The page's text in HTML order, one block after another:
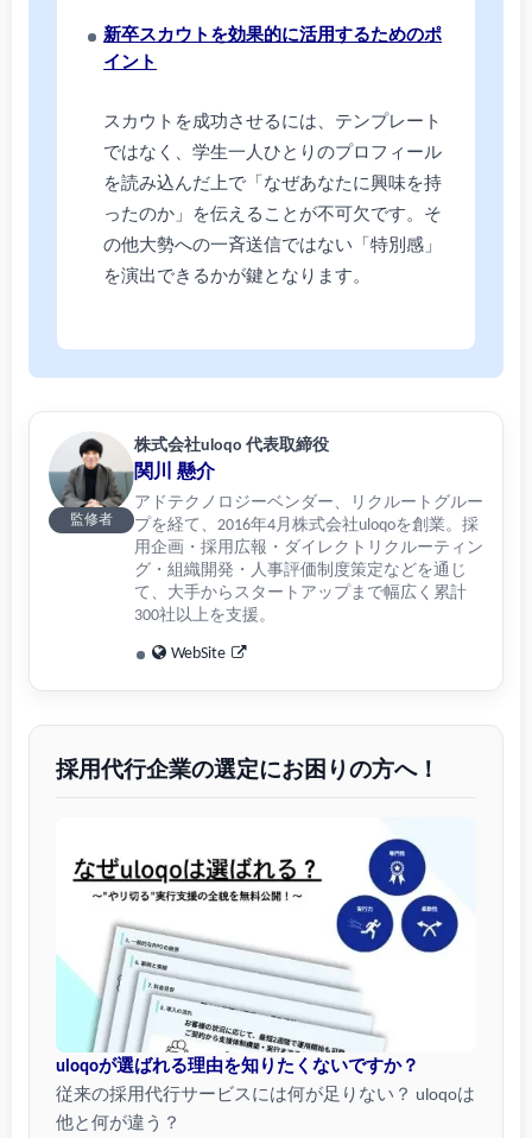
新卒スカウトを効果的に活用するためのポ
イント
スカウトを成功させるには、テンプレート
ではなく、学生一人ひとりのプロフィール
を読み込んだ上で「なぜあなたに興味を持
ったのか」を伝えることが不可欠です。そ
の他大勢への一斉送信ではない「特別感」
を演出できるかが鍵となります。
監修者
株式会社uloqo 代表取締役
関川 懸介
アドテクノロジーベンダー、リクルートグルー
プを経て、2016年4月株式会社uloqoを創業。採
用企画・採用広報・ダイレクトリクルーティン
グ・組織開発・人事評価制度策定などを通じ
て、大手からスタートアップまで幅広く累計
300社以上を支援。
WebSite
採用代行企業の選定にお困りの方へ！
uloqoが選ばれる理由を知りたくないですか？
従来の採用代行サービスには何が足りない？ uloqoは
他と何が違う？